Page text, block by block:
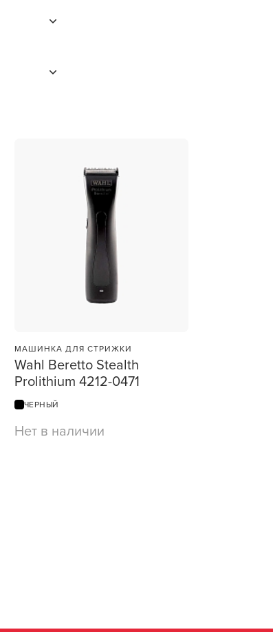
всю
МАШИНКА ДЛЯ СТРИЖКИ
Wahl Beretto Stealth
Prolithium 4212-0471
ЧЕРНЫЙ
Нет в наличии